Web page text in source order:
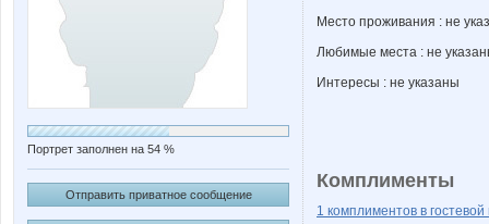
Портрет заполнен на 54 %
Отправить приватное сообщение
Место проживания : не
Любимые места : не
Интересы : не указаны
Комплименты
1 комплиментов в гостевой